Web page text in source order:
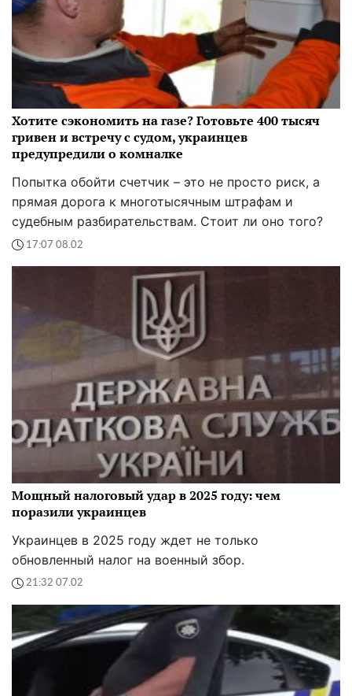
Хотите сэкономить на газе? Готовьте 400 тысяч
гривен и встречу с судом, украинцев
предупредили о комналке
Попытка обойти счетчик – это не просто риск, а
прямая дорога к многотысячным штрафам и
судебным разбирательствам. Стоит ли оно того?
17:07 08.02
Мощный налоговый удар в 2025 году: чем
поразили украинцев
Украинцев в 2025 году ждет не только
обновленный налог на военный збор.
21:32 07.02